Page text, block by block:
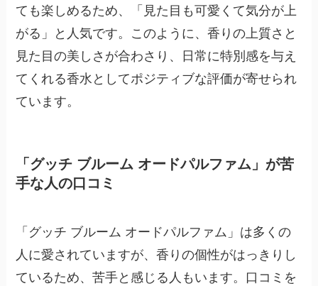
ても楽しめるため、「見た目も可愛くて気分が上
がる」と人気です。このように、香りの上質さと
見た目の美しさが合わさり、日常に特別感を与え
てくれる香水としてポジティブな評価が寄せられ
ています。
「グッチ ブルーム オードパルファム」が苦
手な人の口コミ
「グッチ ブルーム オードパルファム」は多くの
人に愛されていますが、香りの個性がはっきりし
ているため、苦手と感じる人もいます。口コミを